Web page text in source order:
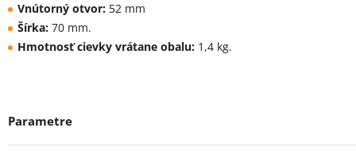
Vnútorný otvor: 52 mm
Šírka: 70 mm.
Hmotnosť cievky vrátane obalu: 1,4 kg.